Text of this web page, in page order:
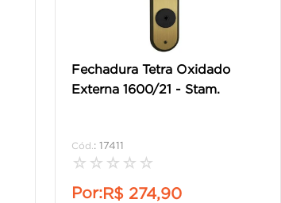
Fechadura Tetra Oxidado
Externa 1600/21 - Stam.
:17411
☆ ☆ ☆ ☆ ☆
Por:R$ 274,90